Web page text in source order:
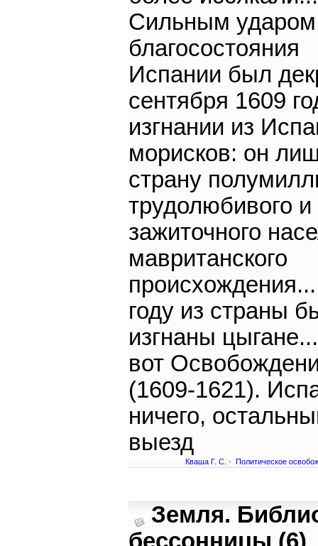
Сильным
благосостояния
Испании был
сентября 1609
изгнании из
морисков: он
страну
трудолюбивого и
зажиточного
мавританского
году из страны
изгнаны
вот
(1609-1621).
ничего,
выезд
Кваша Г. С. · Политическое
Земля.